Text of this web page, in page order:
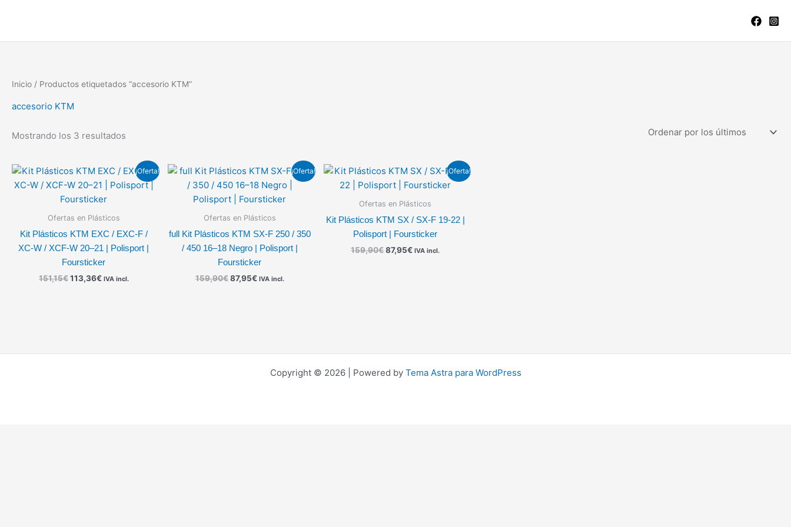
Inicio / Productos etiquetados “accesorio KTM”
accesorio KTM
Mostrando los 3 resultados
¡Oferta!
Ofertas en Plásticos
Kit Plásticos KTM EXC / EXC-F /
XC-W / XCF-W 20–21 | Polisport |
Foursticker
151,15€
El
original
era:
113,36€
El
precio
actual
es:
IVA incl.
¡Oferta!
Ofertas en Plásticos
full Kit Plásticos KTM SX-F 250 / 350
/ 450 16–18 Negro | Polisport |
Foursticker
159,90€
El
original
era:
87,95€
El
actual
es:
IVA incl.
¡Oferta!
Ofertas en Plásticos
Kit Plásticos KTM SX / SX-F 19-22 |
Polisport | Foursticker
159,90€
El
precio
original
era:
159,90€.
87,95€
El
precio
actual
es:
87,95€.
IVA incl.
Copyright © 2026 | Powered by Tema Astra para WordPress